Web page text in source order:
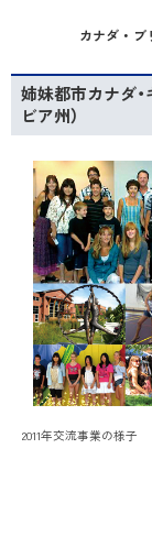
カナダ ・
姉妹都市カナダ
ビア州）
2011年交流事業の様子